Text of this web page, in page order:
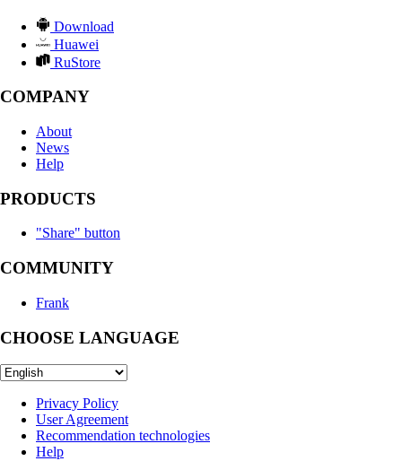
Download
Huawei
RuStore
COMPANY
About
News
Help
PRODUCTS
"Share" button
COMMUNITY
Frank
CHOOSE LANGUAGE
Privacy Policy
User Agreement
Recommendation technologies
Help